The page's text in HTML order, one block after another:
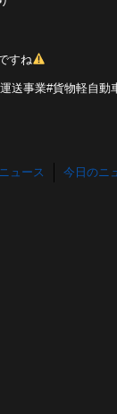
すね
送事業#貨物軽自
ュース 今日のニ